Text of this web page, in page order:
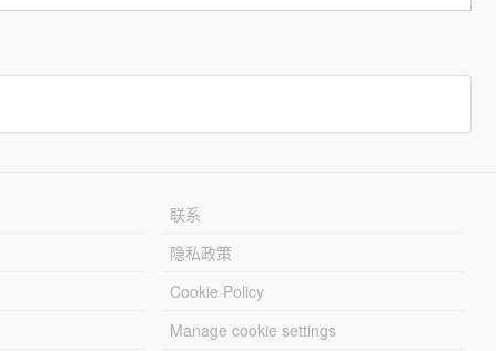
联系
隐私政策
Cookie Policy
Manage cookie settings